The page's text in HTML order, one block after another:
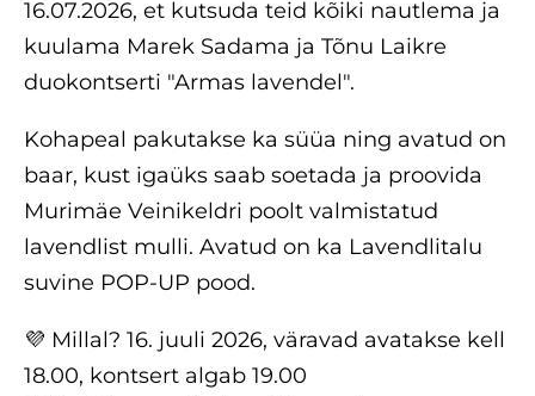
16.07.2026, et kutsuda teid kõiki nautlema ja
kuulama Marek Sadama ja Tõnu Laikre
duokontserti "Armas lavendel".
Kohapeal pakutakse ka süüa ning avatud on
baar, kust igaüks saab soetada ja proovida
Murimäe Veinikeldri poolt valmistatud
lavendlist mulli. Avatud on ka Lavendlitalu
suvine POP-UP pood.
💜 Millal? 16. juuli 2026, väravad avatakse kell
18.00, kontsert algab 19.00